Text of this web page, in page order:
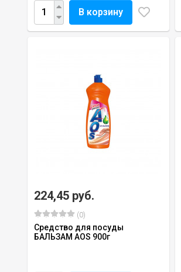
В корзину
224,45 руб.
(0)
Средство для посуды
БАЛЬЗАМ AOS 900г